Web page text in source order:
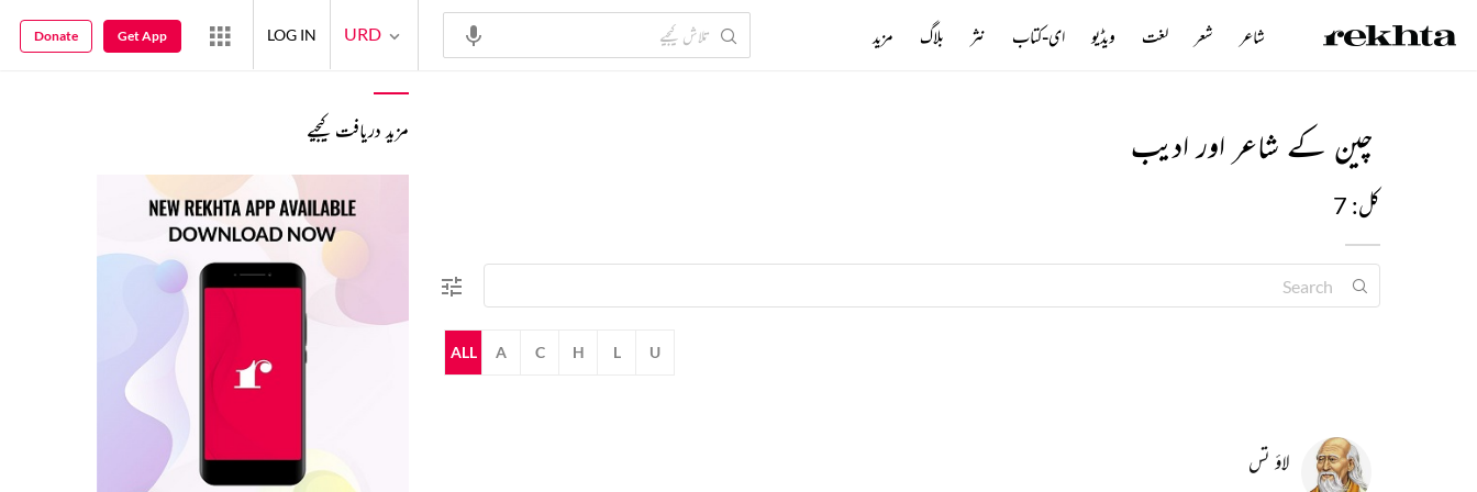
چین کے شاعر اور ادیب
کل: 7
ALL A C H L U
لاؤ تس
مزید دریافت کیجیے
شاعر شعر لغت ویڈیو ای-کتاب نثر بلاگ مزید URD
LOG IN
Get App
Donate